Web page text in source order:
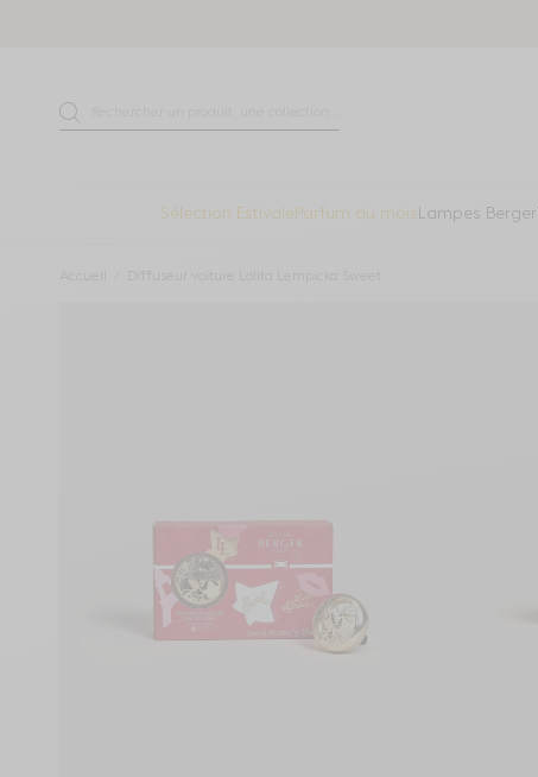
Recherche
Sélection Estivale Parfum du mois Lampes Berger